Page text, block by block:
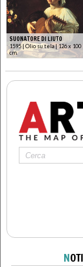
SUONATORE DI LIUTO
1595 | Olio su tela | 126 x 100
cm.
N